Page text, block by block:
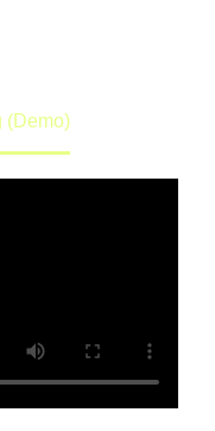
(Demo)